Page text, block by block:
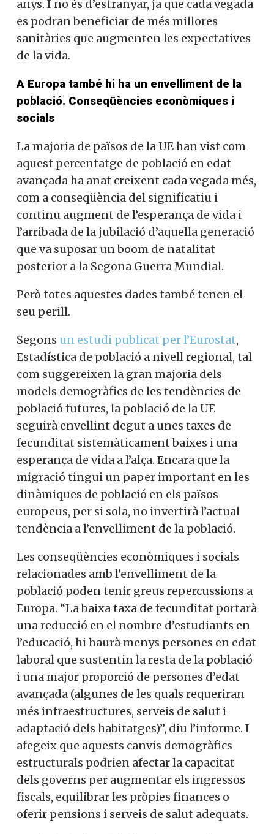
anys. I no és d’estranyar, ja que cada vegada
es podran beneficiar de més millores
sanitàries que augmenten les expectatives
de la vida.
A Europa també hi ha un envelliment de la
població. Conseqüències econòmiques i
socials
La majoria de països de la UE han vist com
aquest percentatge de població en edat
avançada ha anat creixent cada vegada més,
com a conseqüència del significatiu i
continu augment de l’esperança de vida i
l’arribada de la jubilació d’aquella generació
que va suposar un boom de natalitat
posterior a la Segona Guerra Mundial.
Però totes aquestes dades també tenen el
seu perill.
Segons un estudi publicat per l’Eurostat,
Estadística de població a nivell regional, tal
com suggereixen la gran majoria dels
models demogràfics de les tendències de
població futures, la població de la UE
seguirà envellint degut a unes taxes de
fecunditat sistemàticament baixes i una
esperança de vida a l’alça. Encara que la
migració tingui un paper important en les
dinàmiques de població en els països
europeus, per si sola, no invertirà l’actual
tendència a l’envelliment de la població.
Les conseqüències econòmiques i socials
relacionades amb l’envelliment de la
població poden tenir greus repercussions a
Europa. “La baixa taxa de fecunditat portarà
una reducció en el nombre d’estudiants en
l’educació, hi haurà menys persones en edat
laboral que sustentin la resta de la població
i una major proporció de persones d’edat
avançada (algunes de les quals requeriran
més infraestructures, serveis de salut i
adaptació dels habitatges)”, diu l’informe. I
afegeix que aquests canvis demogràfics
estructurals podrien afectar la capacitat
dels governs per augmentar els ingressos
fiscals, equilibrar les pròpies finances o
oferir pensions i serveis de salut adequats.